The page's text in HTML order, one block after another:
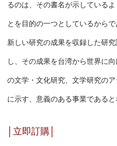
るのは、その書名が示している
とを目的の一つとしているから
新しい研究の成果を収録した研
し、その成果を台湾から世界に
の文学・文化研究、文学研究の
に示す、意義のある事業であると
立即訂購